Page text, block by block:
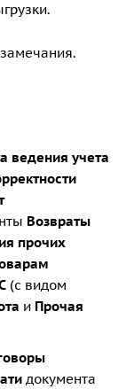
ведения учета
Возвраты
прочих
(с видом
и Прочая
документа